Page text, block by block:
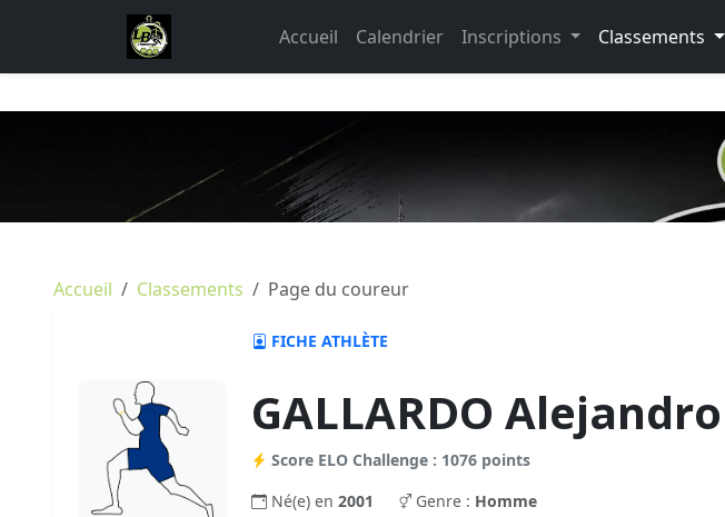
Accueil Calendrier Inscriptions Classements
Accueil Classements Page du coureur
FICHE ATHLÈTE
GALLARDO Alejandro
Score ELO Challenge : 1076 points
Né(e) en 2001 Genre : Homme